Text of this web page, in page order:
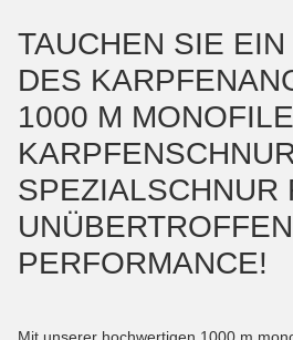
TAUCHEN SIE
DES
1000 M MONOFILE
SPEZIALSCHNUR
PERFORMANCE!
Mit unserer hochwertigen 1000 m